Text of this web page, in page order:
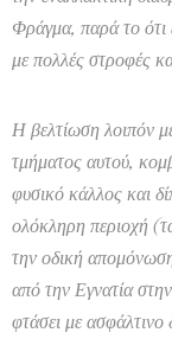
Φράγμα, παρά το ότι
με πολλές στροφές
Η βελτίωση λοιπόν
τμήματος αυτού,
φυσικό κάλλος και
ολόκληρη περιοχή
την οδική
από την Εγνατία
φτάσει με ασφάλτινο